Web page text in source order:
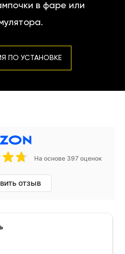
в фаре или
ПО УСТАНОВКЕ
На основе 397 оценок
отзыв